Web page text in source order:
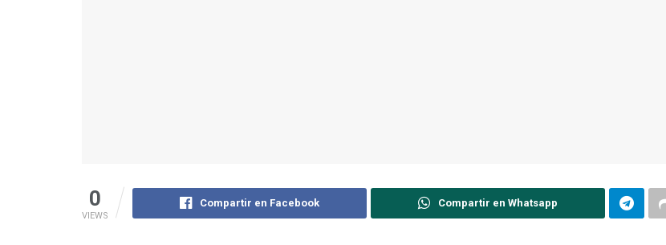
0
VIEWS
Compartir en Facebook Compartir en Whatsapp